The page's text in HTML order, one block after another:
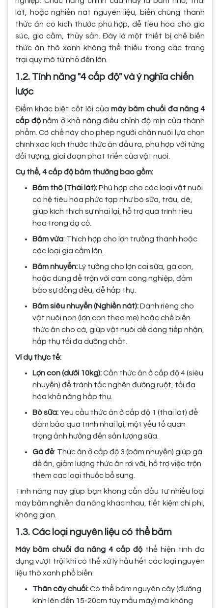
lát, hoặc nghiền nát nguyên liệu, biến chúng thành
thức ăn có kích thước phù hợp, dễ tiêu hóa cho gia
súc, gia cầm, thủy sản. Đây là một thiết bị chế biến
thức ăn thô xanh không thể thiếu trong các trang
trại quy mô từ nhỏ đến lớn.
1.2. Tính năng "4 cấp độ" và ý nghĩa chiến
lược
Điểm khác biệt cốt lõi của máy băm chuối đa năng 4
cấp độnằm ở khả năng điều chỉnh độ mịn của thành
phẩm. Cơ chế này cho phép người chăn nuôi lựa chọn
chính xác kích thước thức ăn đầu ra, phù hợp với từng
đối tượng, giai đoạn phát triển của vật nuôi.
Cụ thể, 4 cấp độ băm thường bao gồm:
Băm thô (Thái lát):Phù hợp cho các loại vật nuôi
có hệ tiêu hóa phức tạp như bò sữa, trâu, dê,
giúp kích thích sự nhai lại, hỗ trợ quá trình tiêu
hóa trong dạ cỏ.
Băm vừa: Thích hợp cho lợn trưởng thành hoặc
các loại gia cầm lớn.
Băm nhuyễn:Lý tưởng cho lợn cai sữa, gà con,
hoặc dùng để trộn với cám công nghiệp, đảm
bảo sự đồng đều, dễ hấp thụ.
Băm siêu nhuyễn (Nghiền nát):Dành riêng cho
vật nuôi non (lợn con theo mẹ) hoặc chế biến
thức ăn cho cá, giúp vật nuôi dễ dàng tiếp nhận,
hấp thụ tối đa dưỡng chất.
Ví dụ thực tế:
Lợn con (dưới 10kg):Cần thức ăn ở cấp độ 4 (siêu
nhuyễn) để tránh tắc nghẽn đường ruột, tối đa
hóa khả năng hấp thụ.
Bò sữa:Yêu cầu thức ăn ở cấp độ 1 (thái lát) để
đảm bảo quá trình nhai lại, một yếu tố quan
trọng ảnh hưởng đến sản lượng sữa.
Gà đẻ: Thức ăn ở cấp độ 3 (băm nhuyễn) giúp gà
dễ ăn, giảm lượng thức ăn rơi vãi, hỗ trợ việc trộn
thêm các loại thuốc bổ sung.
Tính năng này giúp bạn không cần đầu tư nhiều loại
máy băm nghiền đa năng khác nhau, tiết kiệm chi phí,
không gian.
1.3. Các loại nguyên liệu có thể băm
Máy băm chuối đa năng 4 cấp độ thể hiện tính đa
dụng vượt trội khi có thể xử lý hầu hết các loại nguyên
liệu thô xanh phổ biến:
Thân cây chuối:Có thể băm nguyên cây (đường
kính lên đến 15-20cm tùy mẫu máy) mà không